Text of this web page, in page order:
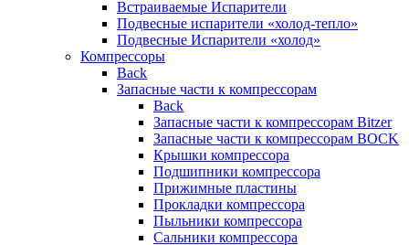
Встраиваемые Испарители
Подвесные испарители «холод-тепло»
Подвесные Испарители «холод»
Компрессоры
Back
Запасные части к компрессорам
Back
Запасные части к компрессорам Bitzer
Запасные части к компрессорам BOCK
Крышки компрессора
Подшипники компрессора
Прижимные пластины
Прокладки компрессора
Пыльники компрессора
Сальники компрессора